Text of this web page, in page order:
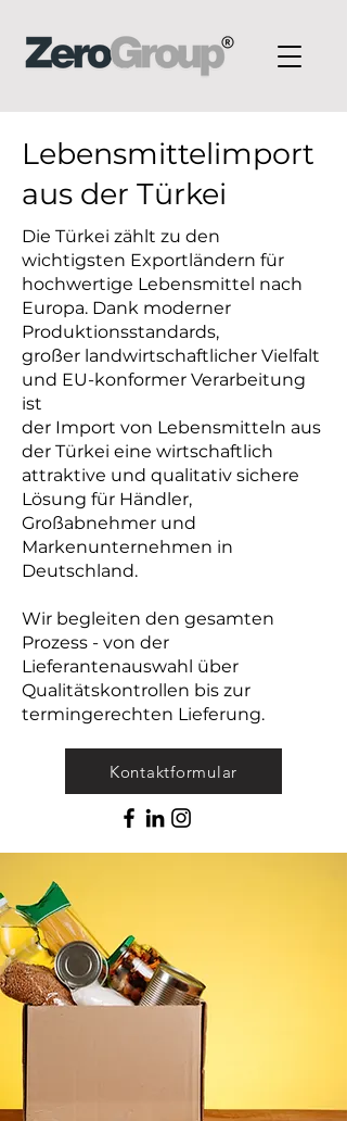
Lebensmittelimport
aus der Türkei
Die Türkei zählt zu den
wichtigsten Exportländern für
hochwertige Lebensmittel nach
Europa. Dank moderner
Produktionsstandards,
großer landwirtschaftlicher Vielfalt
und EU-konformer Verarbeitung
ist
der Import von Lebensmitteln aus
der Türkei eine wirtschaftlich
attraktive und qualitativ sichere
Lösung für Händler,
Großabnehmer und
Markenunternehmen in
Deutschland.
Wir begleiten den gesamten
Prozess - von der
Lieferantenauswahl über
Qualitätskontrollen bis zur
termingerechten Lieferung.
Kontaktformular